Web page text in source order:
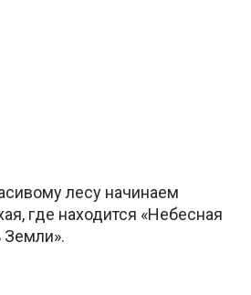
лесу начинаем
где находится «Небесная
Земли».